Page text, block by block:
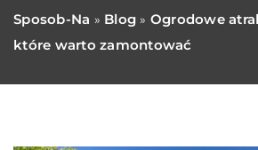
Sposob-Na » Blog » Ogrodowe
które warto zamontować